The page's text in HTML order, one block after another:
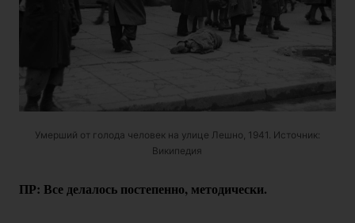
Умерший от голода человек на улице Лешно, 1941. Источник:
Википедия
ПР: Все делалось постепенно, методически.